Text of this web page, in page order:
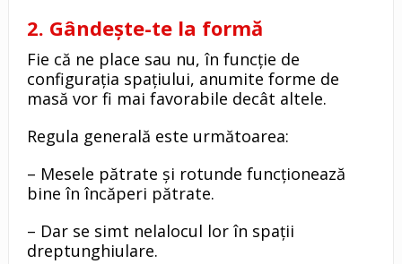
2. Gândește-te la formă
Fie că ne place sau nu, în funcție de
configurația spațiului, anumite forme de
masă vor fi mai favorabile decât altele.
Regula generală este următoarea:
– Mesele pătrate și rotunde funcționează
bine în încăperi pătrate.
– Dar se simt nelalocul lor în spații
dreptunghiulare.